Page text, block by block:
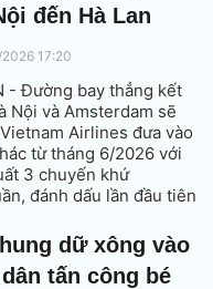
đến Hà Lan
17:20
- Đường bay thẳng kết
Nội và Amsterdam sẽ
Airlines đưa vào
từ tháng 6/2026 với
3 chuyến khứ
đánh dấu lần đầu tiên
Hà Lan.dữ xông vào
tấn công bé